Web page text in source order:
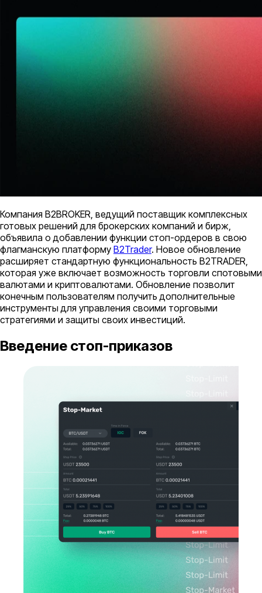
Компания B2BROKER, ведущий поставщик комплексных
готовых решений для брокерских компаний и бирж,
объявила о добавлении функции стоп-ордеров в свою
флагманскую платформу B2Trader. Новое обновление
расширяет стандартную функциональность B2TRADER,
которая уже включает возможность торговли спотовыми
валютами и криптовалютами. Обновление позволит
конечным пользователям получить дополнительные
инструменты для управления своими торговыми
стратегиями и защиты своих инвестиций.
Введение стоп-приказов